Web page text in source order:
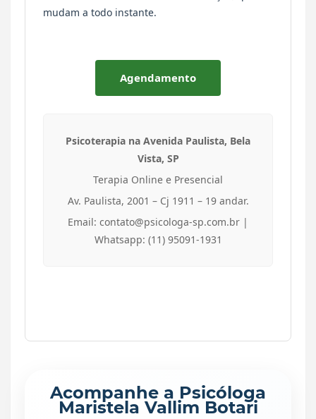
mudam a todo instante.
Agendamento
Psicoterapia na Avenida Paulista, Bela
Vista, SP
Terapia Online e Presencial
Av. Paulista, 2001 – Cj 1911 – 19 andar.
Email: contato@psicologa-sp.com.br |
Whatsapp: (11) 95091-1931
Acompanhe a Psicóloga
Maristela Vallim Botari